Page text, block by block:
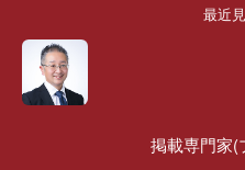
最近
掲載専門家(